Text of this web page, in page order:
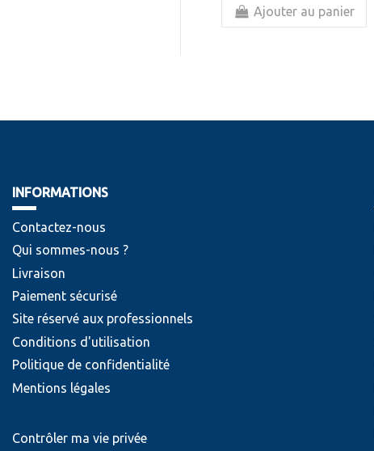
Ajouter au panier
INFORMATIONS
Contactez-nous
Qui sommes-nous ?
Livraison
Paiement sécurisé
Site réservé aux professionnels
Conditions d'utilisation
Politique de confidentialité
Mentions légales
Contrôler ma vie privée